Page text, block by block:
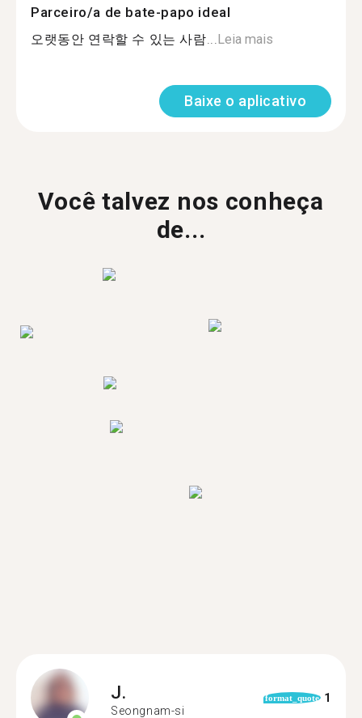
Parceiro/a de bate-papo ideal
오랫동안 연락할 수 있는 사람...Leia mais
Baixe o aplicativo
Você talvez nos conheça
de...
J.
Seongnam-si
format_quote 1